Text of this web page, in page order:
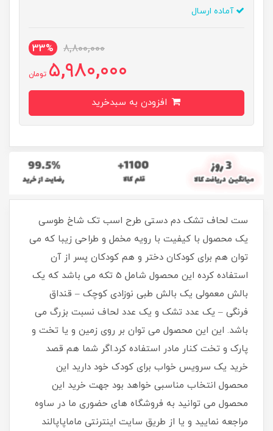
آماده ارسال
8,800,000
33%
5,980,000 تومان
ست لحاف تشک دم دستی طرح اسب تک شاخ طوسی
یک محصول با کیفیت با رویه مخمل و طراحی زیبا که می
توان هم برای کودکان دختر و هم کودکان پسر از آن
استفاده کرده این محصول شامل 5 تکه می باشد که یک
بالش معمولی یک بالش طبی نوزادی کوچک – قنداق
فرنگی – یک عدد تشک و یک عدد لحاف نسبت بزرگ می
باشد. این این محصول می توان بر روی زمین و یا تخت و
پارک و تخت کنار مادر استفاده کرد.اگر شما هم قصد
خرید یک سرویس خواب برای کودک خود دارید این
محصول انتخاب مناسبی خواهد بود جهت خرید این
محصول می توانید به فروشگاه های حضوری ما در ساوه
مراجعه نمایید و یا از طریق سایت اینترنتی ماماپاپالند